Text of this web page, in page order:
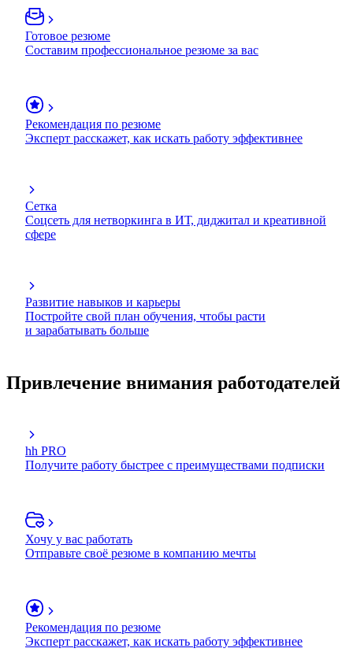
Готовое резюме
Составим профессиональное резюме за вас
Рекомендация по резюме
Эксперт расскажет, как искать работу эффективнее
Сетка
Соцсеть для нетворкинга в ИТ, диджитал и креативной
сфере
Развитие навыков и карьеры
Постройте свой план обучения, чтобы расти
и зарабатывать больше
Привлечение внимания работодателей
hh PRO
Получите работу быстрее с преимуществами подписки
Хочу у вас работать
Отправьте своё резюме в компанию мечты
Рекомендация по резюме
Эксперт расскажет, как искать работу эффективнее